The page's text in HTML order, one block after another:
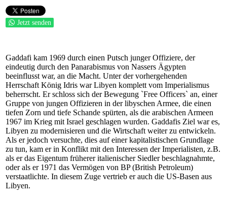
Jetzt senden
Gaddafi kam 1969 durch einen Putsch junger Offiziere, der
eindeutig durch den Panarabismus von Nassers Ägypten
beeinflusst war, an die Macht. Unter der vorhergehenden
Herrschaft König Idris war Libyen komplett vom Imperialismus
beherrscht. Er schloss sich der Bewegung `Free Officers` an, einer
Gruppe von jungen Offizieren in der libyschen Armee, die einen
tiefen Zorn und tiefe Schande spürten, als die arabischen Armeen
1967 im Krieg mit Israel geschlagen wurden. Gaddafis Ziel war es,
Libyen zu modernisieren und die Wirtschaft weiter zu entwickeln.
Als er jedoch versuchte, dies auf einer kapitalistischen Grundlage
zu tun, kam er in Konflikt mit den Interessen der Imperialisten, z.B.
als er das Eigentum früherer italienischer Siedler beschlagnahmte,
oder als er 1971 das Vermögen von BP (British Petroleum)
verstaatlichte. In diesem Zuge vertrieb er auch die US-Basen aus
Libyen.